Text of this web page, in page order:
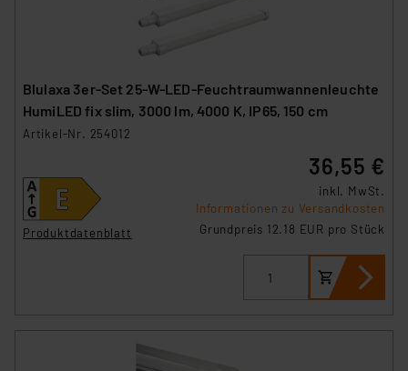
Blulaxa 3er-Set 25-W-LED-Feuchtraumwannenleuchte
HumiLED fix slim, 3000 lm, 4000 K, IP65, 150 cm
Artikel-Nr. 254012
Produktdatenblatt
36,55 €
inkl. MwSt.
Informationen zu Versandkosten
Grundpreis 12.18 EUR pro Stück